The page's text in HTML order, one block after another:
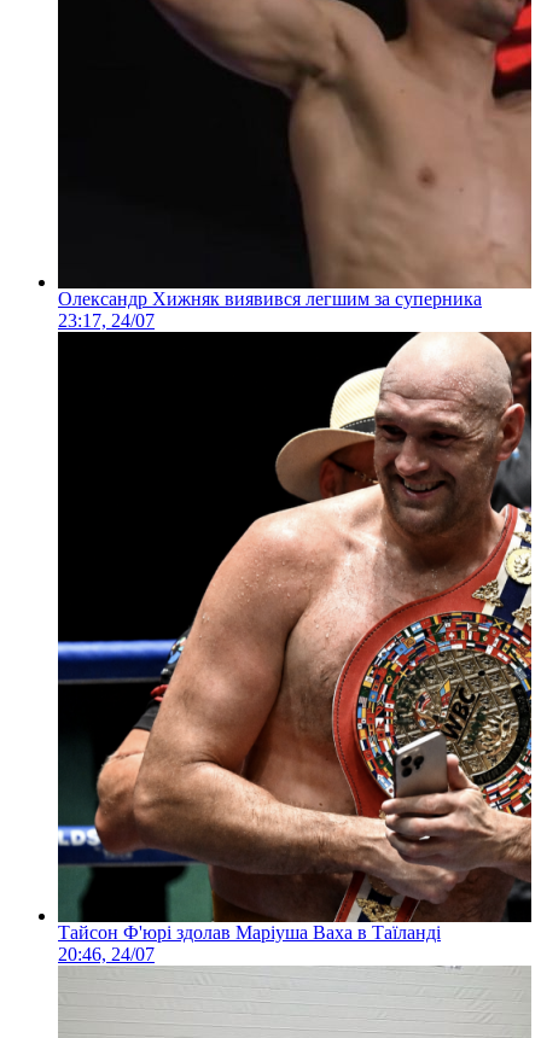
Олександр Хижняк виявився легшим за суперника
23:17, 24/07
Тайсон Ф'юрі здолав Маріуша Ваха в Таїланді
20:46, 24/07